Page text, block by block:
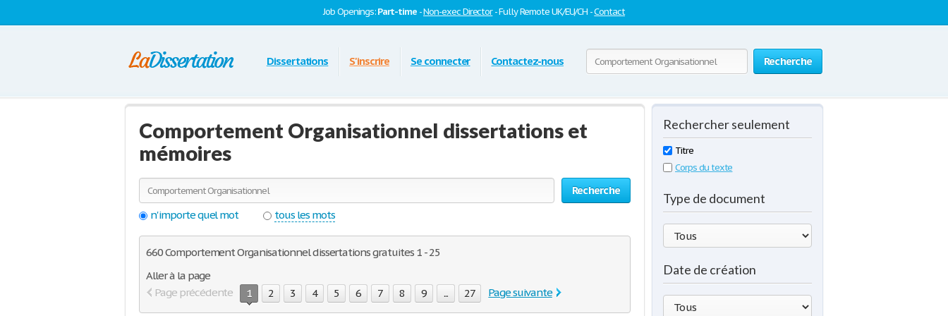
Job Openings:Part-time -Non-exec Director- Fully Remote UK/EU/CH -Contact
Recherche
Dissertations S'inscrire Se connecter Contactez-nous
Comportement Organisationnel dissertations et
mémoires
Recherche
n'importe quel mot
tous les mots
660 Comportement Organisationnel dissertations gratuites 1 - 25
Aller à la page
Page précédente
1 2 3 4 5 6 7 8 9 ... 27 Page suivante
Rechercher seulement
Titre
Corps du texte
Type de document
Date de création